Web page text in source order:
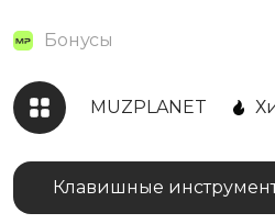
Бонусы
MUZPLANET
Клавишные